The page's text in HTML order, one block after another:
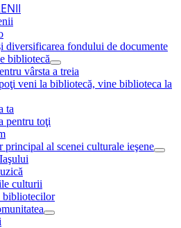
diversificarea fondului de documente
bibliotecă
vârsta a treia
veni la bibliotecă, vine biblioteca la
ta
pentru toţi
principal al scenei culturale ieşene
culturii
bibliotecilor